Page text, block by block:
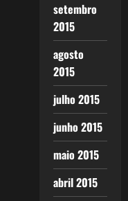
setembro
2015
agosto
2015
julho 2015
junho 2015
maio 2015
abril 2015